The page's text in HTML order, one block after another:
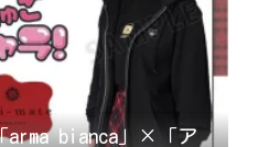
arma bianca」×「ア